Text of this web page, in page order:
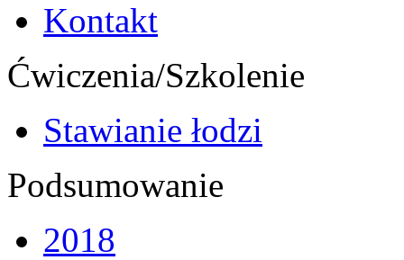
Kontakt
Ćwiczenia/Szkolenie
Stawianie łodzi
Podsumowanie
2018